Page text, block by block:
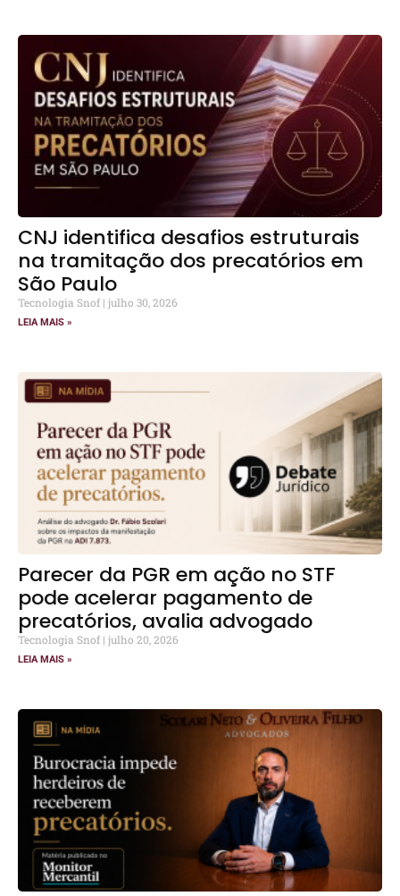
CNJ identifica desafios estruturais
na tramitação dos precatórios em
São Paulo
Tecnologia Snof julho 30, 2026
LEIA MAIS »
Parecer da PGR em ação no STF
pode acelerar pagamento de
precatórios, avalia advogado
Tecnologia Snof julho 20, 2026
LEIA MAIS »